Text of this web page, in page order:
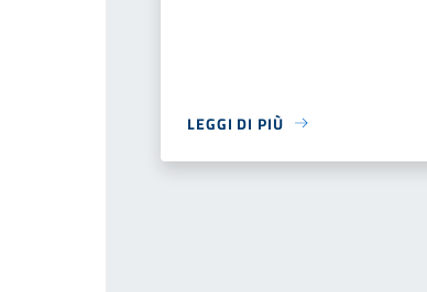
LEGGI DI PIÙ